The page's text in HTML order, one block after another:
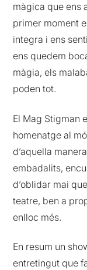
màgica que ens
primer moment
integra i ens
ens quedem
màgia, els
poden tot.
El Mag Stigman
homenatge al
d’aquella
embadalits,
d’oblidar mai
teatre, ben a
enlloc més.
En resum un
entretingut que